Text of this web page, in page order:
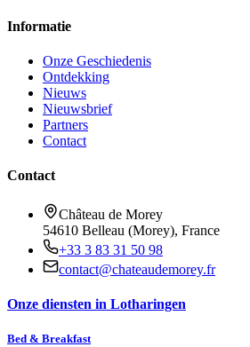
Informatie
Onze Geschiedenis
Ontdekking
Nieuws
Nieuwsbrief
Partners
Contact
Contact
Château de Morey
54610 Belleau (Morey), France
+33 3 83 31 50 98
contact@chateaudemorey.fr
Onze diensten in Lotharingen
Bed & Breakfast